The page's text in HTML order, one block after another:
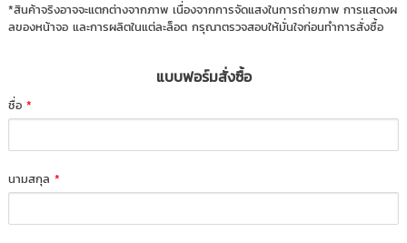
*สินค้าจริงอาจจะแตกต่างจากภาพ เนื่องจากการจัดแสงในการถ่ายภาพ การแสดงผ
ลของหน้าจอ และการผลิตในแต่ละล็อต กรุณาตรวจสอบให้มั่นใจก่อนทำการสั่งซื้อ
แบบฟอร์มสั่งซื้อ
ชื่อ*
นามสกุล*